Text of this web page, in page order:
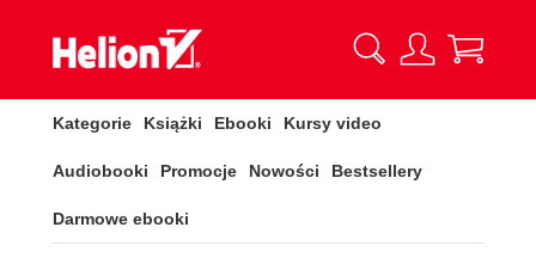
Kategorie Książki Ebooki Kursy video
Audiobooki Promocje Nowości Bestsellery
Darmowe ebooki